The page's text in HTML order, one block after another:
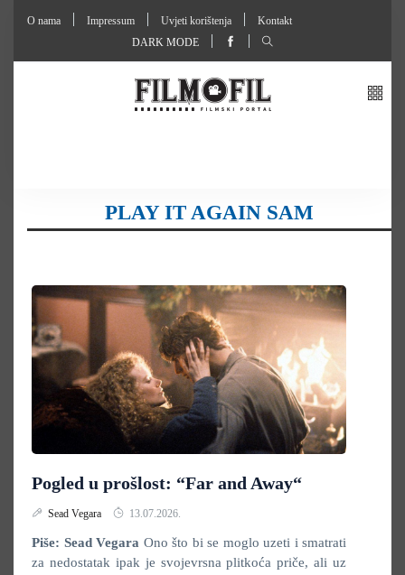
O nama Impressum Uvjeti korištenja
Kontakt
DARK MODE
PLAY IT AGAIN SAM
Pogled u prošlost: “Far and Away“
Sead Vegara 13.07.2026.
Piše: Sead Vegara Ono što bi se moglo uzeti i smatrati
za nedostatak ipak je svojevrsna plitkoća priče, ali uz